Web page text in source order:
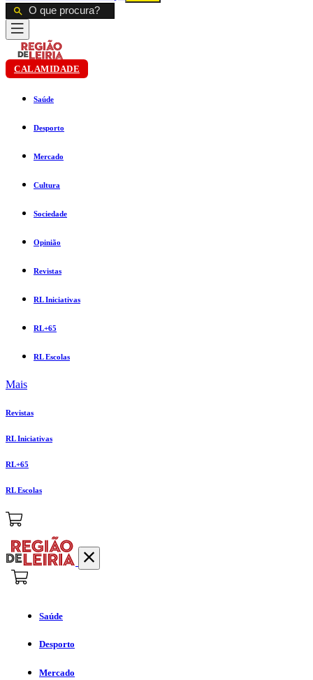
CALAMIDADE
Saúde
Desporto
Mercado
Cultura
Sociedade
Opinião
Revistas
RL Iniciativas
RL+65
RL Escolas
Mais
Revistas
RL Iniciativas
RL+65
RL Escolas
Saúde
Desporto
Mercado